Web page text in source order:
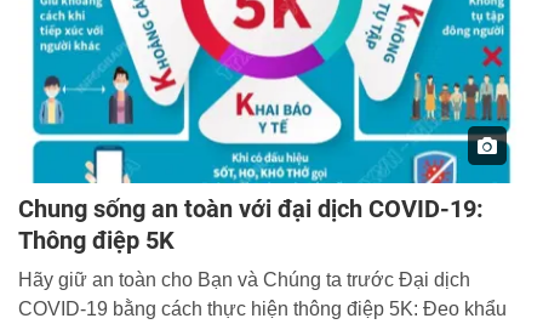
Chung sống an toàn với đại dịch COVID-19:
Thông điệp 5K
Hãy giữ an toàn cho Bạn và Chúng ta trước Đại dịch
COVID-19 bằng cách thực hiện thông điệp 5K: Đeo khẩu